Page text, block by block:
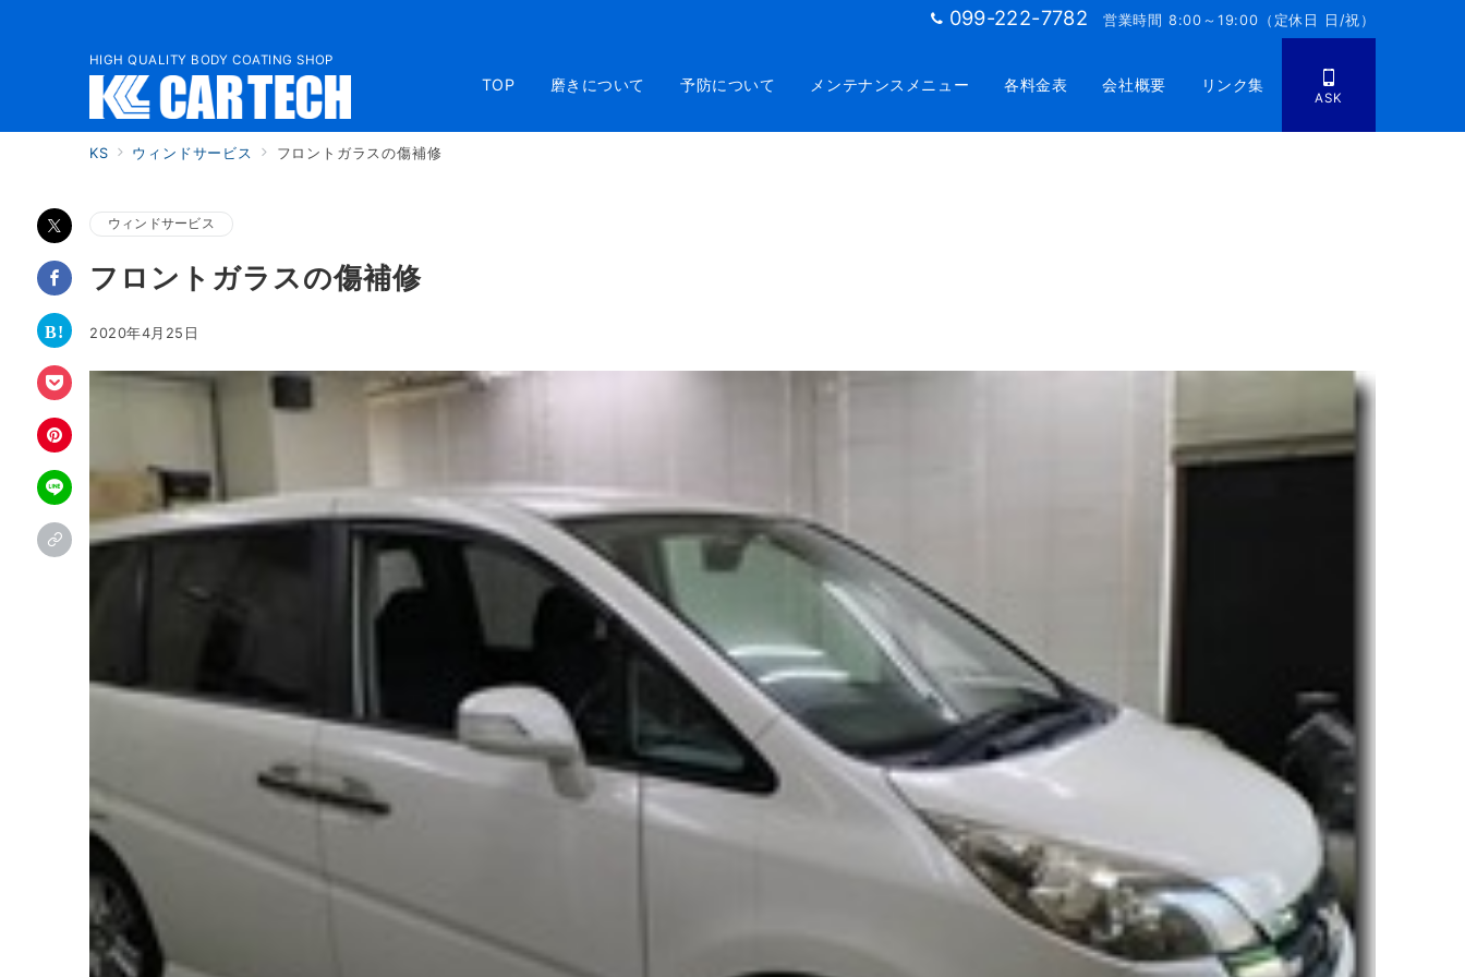
099-222-7782 営業時間 8:00～19:00（定休日 日/祝）
HIGH QUALITY BODY COATING SHOP
TOP 磨きについて 予防について メンテナンスメニュー 各料金表 会社概要 リンク集
ASK
KS ウィンドサービス フロントガラスの傷補修
ウィンドサービス
フロントガラスの傷補修
2020年4月25日